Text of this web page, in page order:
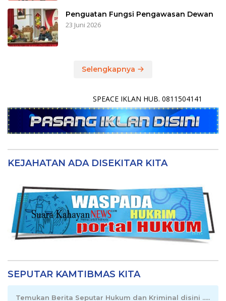
Penguatan Fungsi Pengawasan Dewan
23 Juni 2026
Selengkapnya
SPEACE IKLAN HUB. 0811504141
KEJAHATAN ADA DISEKITAR KITA
SEPUTAR KAMTIBMAS KITA
Temukan Berita Seputar Hukum dan Kriminal disini .....